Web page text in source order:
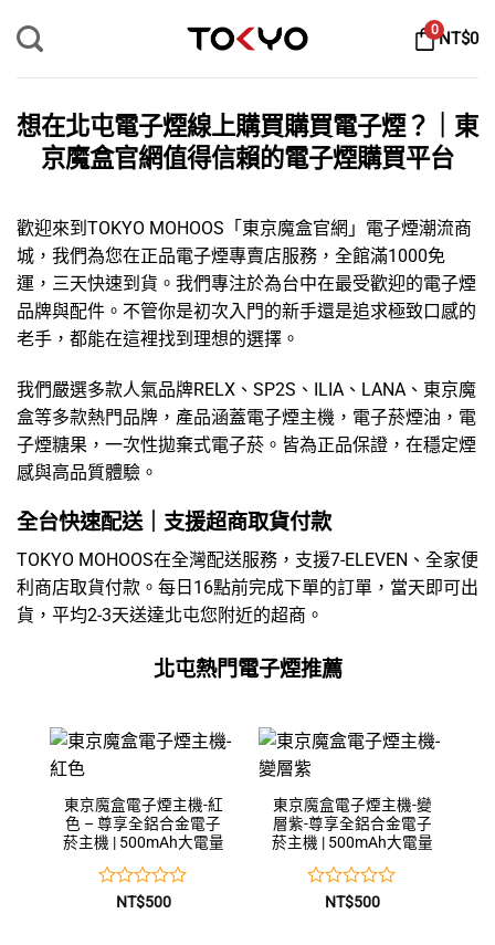
0NT$0
想在北屯電子煙線上購買購買電子煙？｜東
京魔盒官網值得信賴的電子煙購買平台
歡迎來到TOKYO MOHOOS「 東京魔盒官網 」 電子煙潮流商
城，我們為您在正品電子煙專賣店服務，全館滿1000免
運，三天快速到貨。我們專注於為台中在最受歡迎的電子煙
品牌與配件。不管你是初次入門的新手還是追求極致口感的
老手，都能在這裡找到理想的選擇。
我們嚴選多款人氣品牌RELX 、 SP2S 、 ILIA 、 LANA 、 東京魔
盒等多款熱門品牌，產品涵蓋電子煙主機 ， 電子菸煙油 ， 電
子煙糖果 ， 一次性拋棄式電子菸 。皆為正品保證，在穩定煙
感與高品質體驗。
全台快速配送｜支援超商取貨付款
TOKYO MOHOOS在全灣配送服務，支援7-ELEVEN、全家便
利商店取貨付款。每日16點前完成下單的訂單，當天即可出
貨，平均2-3天送達北屯您附近的超商。
北屯熱門電子煙推薦
東京魔盒電子煙主機-紅
色 – 尊享全鋁合金電子
菸主機 | 500mAh大電量
NT$500
東京魔盒電子煙主機-變
層紫-尊享全鋁合金電子
菸主機 | 500mAh大電量
NT$500